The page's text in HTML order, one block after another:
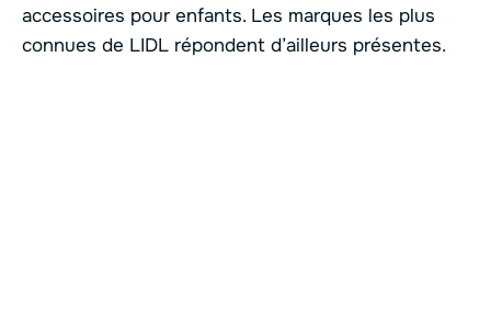
accessoires pour enfants. Les marques les plus
connues de LIDL répondent d’ailleurs présentes.